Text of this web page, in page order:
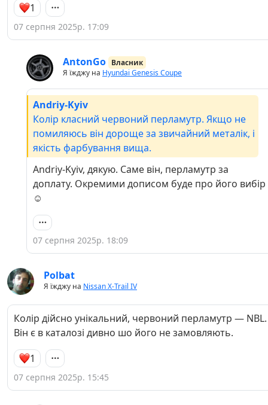
1
07 серпня 2025р. 17:09
AntonGo Власник
Я їжджу на Hyundai Genesis Coupe
Andriy-Kyiv
Колір класний червоний перламутр. Якщо не
помиляюсь він дороще за звичайний металік, і
якість фарбування вища.
Andriy-Kyiv, дякую. Саме він, перламутр за
доплату. Окремими дописом буде про його вибір
☺️
07 серпня 2025р. 18:09
Polbat
Я їжджу на Nissan X-Trail IV
Колір дійсно унікальний, червоний перламутр — NBL.
Він є в каталозі дивно шо його не замовляють.
1
07 серпня 2025р. 15:45